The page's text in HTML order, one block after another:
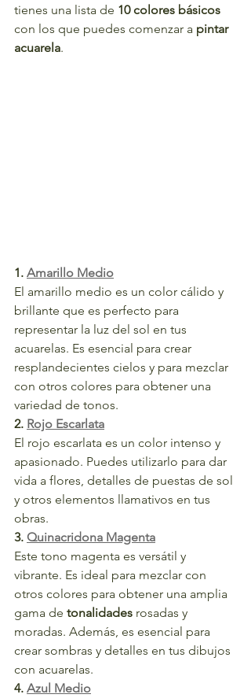
tienes una lista de 10 colores básicos
con los que puedes comenzar a pintar
acuarela.
1. Amarillo Medio
El amarillo medio es un color cálido y
brillante que es perfecto para
representar la luz del sol en tus
acuarelas. Es esencial para crear
resplandecientes cielos y para mezclar
con otros colores para obtener una
variedad de tonos.
2. Rojo Escarlata
El rojo escarlata es un color intenso y
apasionado. Puedes utilizarlo para dar
vida a flores, detalles de puestas de sol
y otros elementos llamativos en tus
obras.
3. Quinacridona Magenta
Este tono magenta es versátil y
vibrante. Es ideal para mezclar con
otros colores para obtener una amplia
gama de tonalidades rosadas y
moradas. Además, es esencial para
crear sombras y detalles en tus dibujos
con acuarelas.
4. Azul Medio